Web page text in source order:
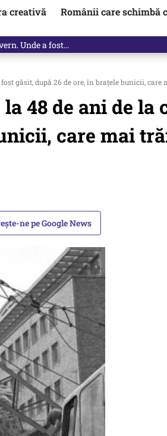
creativă
Românii care schimbă
găsit, după 26 de ore, în brațele bunicii, care
48 de ani de
care mai
ne pe Google News